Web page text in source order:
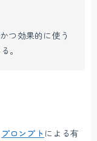
つ効果的に使う
。
プロンプト による有